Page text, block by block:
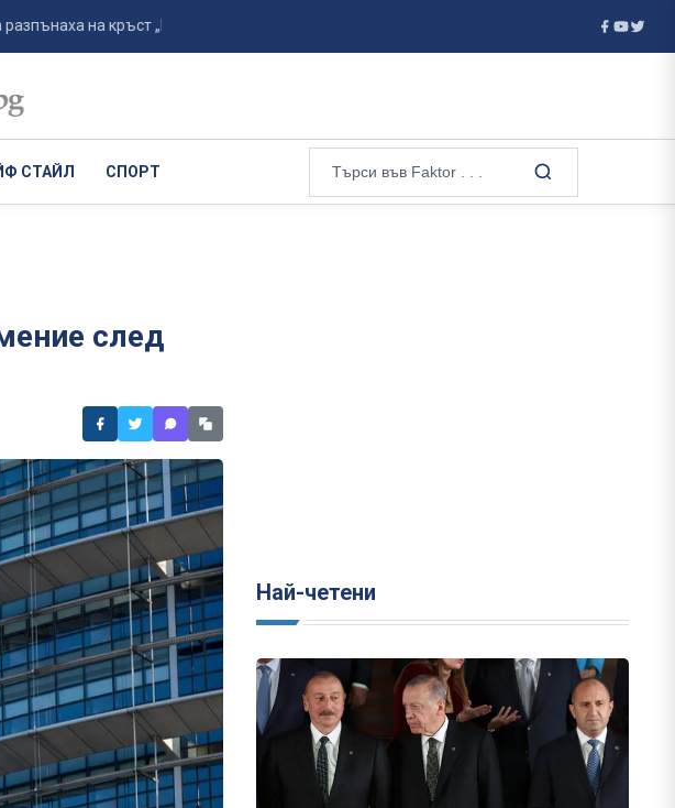
на кръст „Панатинайкос“ след ремито с... Тръмп върна 100 млрд. долара на
СТАЙЛ СПОРТ
след
Най-четени